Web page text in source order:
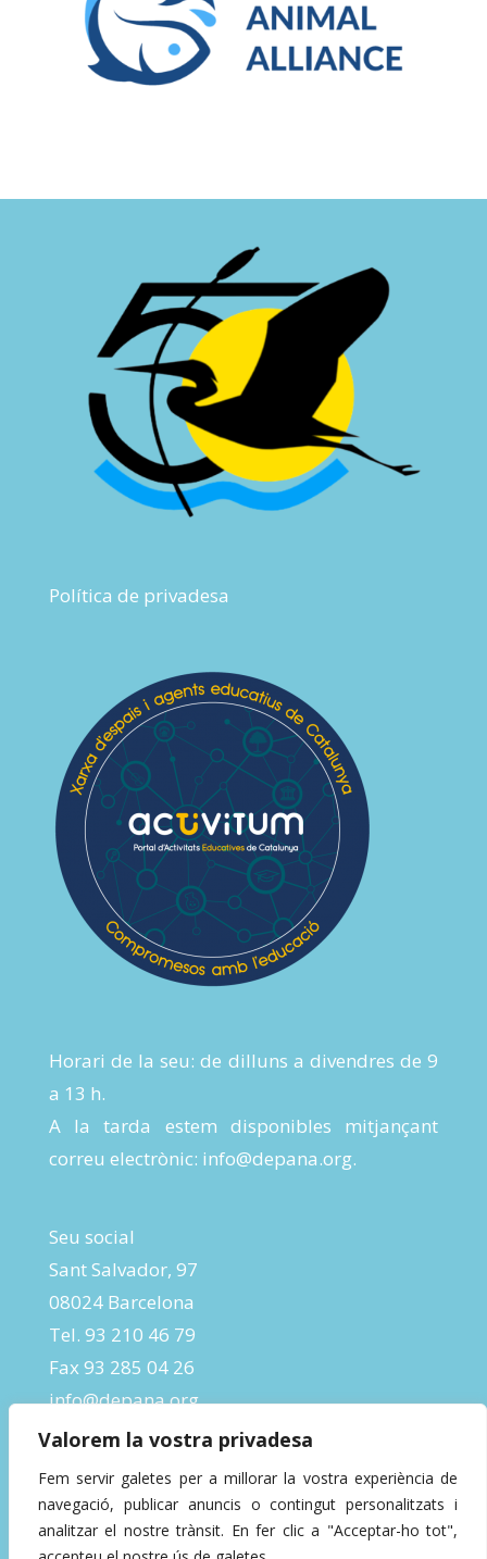
Valorem la vostra privadesa
Fem servir galetes per a millorar la vostra experiència de
navegació, publicar anuncis o contingut personalitzats i
analitzar el nostre trànsit. En fer clic a "Acceptar-ho tot",
Política de privadesa
Horari de la seu: de dilluns a divendres de 9
a 13 h.
A la tarda estem disponibles mitjançant
correu electrònic: info@depana.org.
Seu social
Sant Salvador, 97
08024 Barcelona
Tel. 93 210 46 79
Fax 93 285 04 26
info@depana.org